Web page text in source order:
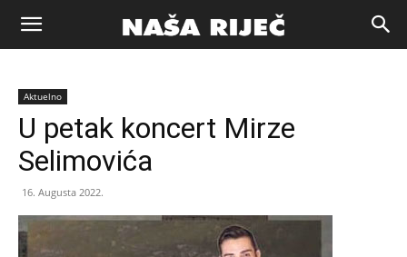
Naša
riječ
Aktuelno
U petak koncert Mirze
Selimovića
16. Augusta 2022.